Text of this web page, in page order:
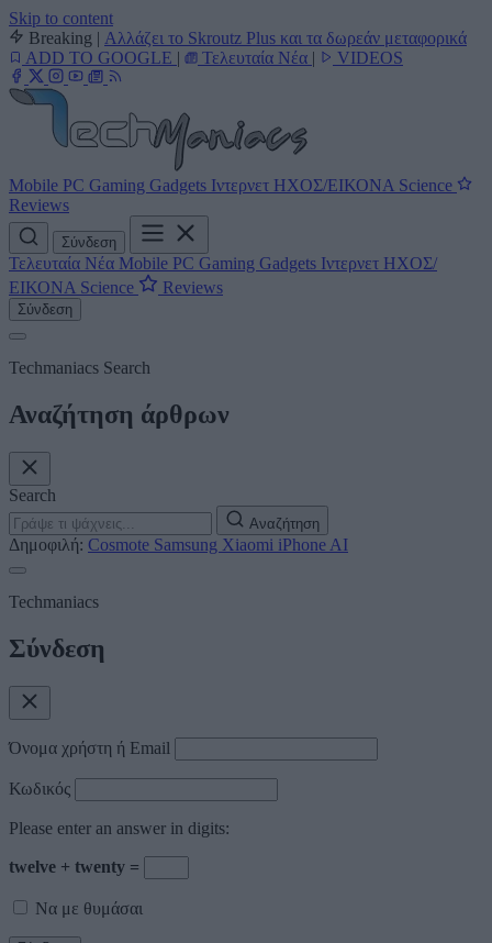
Skip to content
Breaking | Αλλάζει το Skroutz Plus και τα δωρεάν μεταφορικά
ADD TO GOOGLE | Τελευταία Νέα | VIDEOS
Mobile PC Gaming Gadgets Ιντερνετ ΗΧΟΣ/ΕΙΚΟΝΑ Science
Reviews
Σύνδεση
Τελευταία Νέα Mobile PC Gaming Gadgets Ιντερνετ ΗΧΟΣ/
ΕΙΚΟΝΑ Science Reviews
Σύνδεση
Techmaniacs Search
Αναζήτηση άρθρων
Search
Αναζήτηση
Δημοφιλή: Cosmote Samsung Xiaomi iPhone AI
Techmaniacs
Σύνδεση
Όνομα χρήστη ή Email
Κωδικός
Please enter an answer in digits:
twelve + twenty =
Να με θυμάσαι